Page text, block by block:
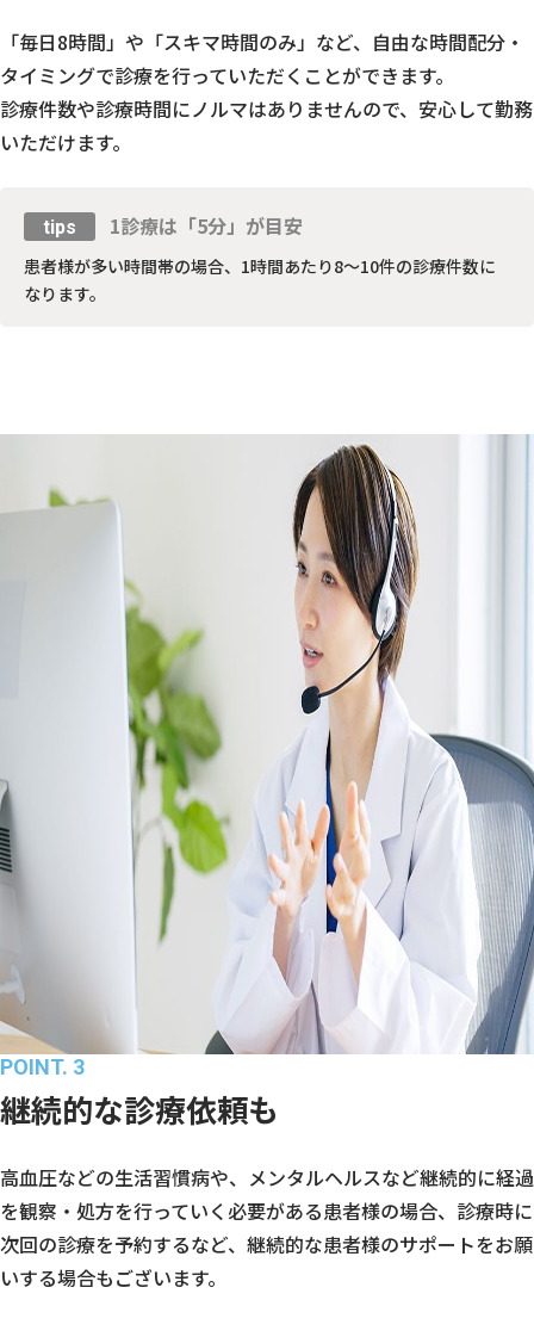
「毎日8時間」や「スキマ時間のみ」など、自由な時間配分・
タイミングで診療を行っていただくことができます。
診療件数や診療時間にノルマはありませんので、安心して勤務
いただけます。
tips 1診療は「5分」が目安
患者様が多い時間帯の場合、1時間あたり8〜10件の診療件数に
なります。
POINT. 3
継続的な診療依頼も
高血圧などの生活習慣病や、メンタルヘルスなど継続的に経過
を観察・処方を行っていく必要がある患者様の場合、診療時に
次回の診療を予約するなど、継続的な患者様のサポートをお願
いする場合もございます。